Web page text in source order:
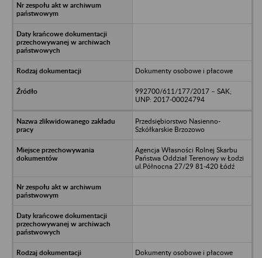
Dokumenty osobowe i płacowe
992700/611/177/2017 – SAK;
UNP: 2017-00024794
Przedsiębiorstwo Nasienno-
Szkółkarskie Brzozowo
Agencja Własności Rolnej Skarbu
Państwa Oddział Terenowy w Łodzi
ul.Północna 27/29 81-420 Łódź
Dokumenty osobowe i płacowe